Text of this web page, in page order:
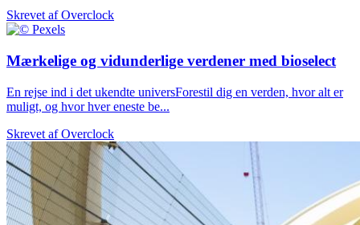
Skrevet afOverclock
Mærkelige og vidunderlige verdener med bioselect
En rejse ind i det ukendte universForestil dig en verden, hvor alt er
muligt, og hvor hver eneste be...
Skrevet afOverclock